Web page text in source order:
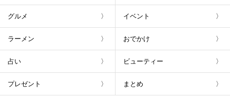
グルメ イベント
ラーメン おでかけ
占い ビューティー
プレゼント まとめ